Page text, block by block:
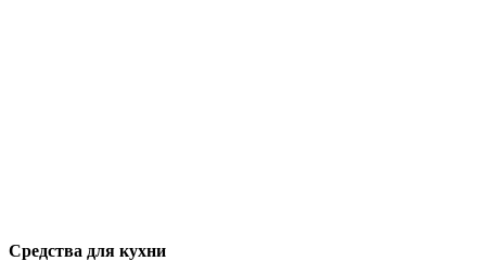
Средства для кухни